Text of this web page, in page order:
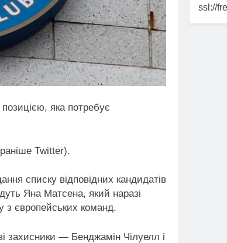
яка потребує
Twitter).
списку відповідних кандидатів
Яна Матсена, який наразі
з європейських команд.
захисники — Бенджамін Чілуелл і
ssl://